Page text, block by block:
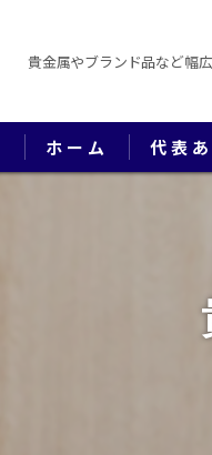
貴金属やブランド品など幅
ホーム 代表